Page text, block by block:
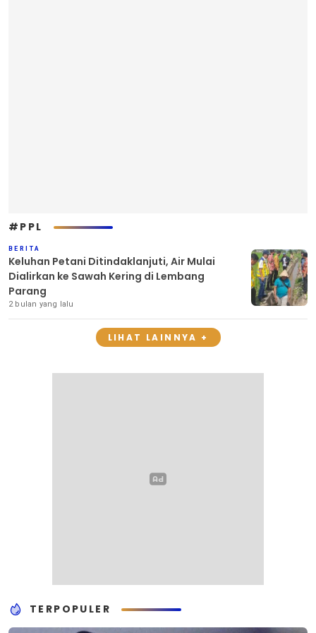
#PPL
BERITA
Keluhan Petani Ditindaklanjuti, Air Mulai
Dialirkan ke Sawah Kering di Lembang
Parang
2 bulan yang lalu
LIHAT LAINNYA +
TERPOPULER